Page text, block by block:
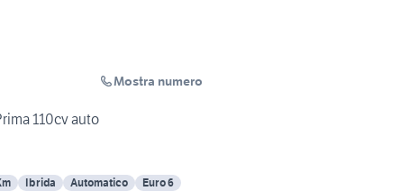
Mostra numero
110cv auto
Ibrida Automatico Euro 6